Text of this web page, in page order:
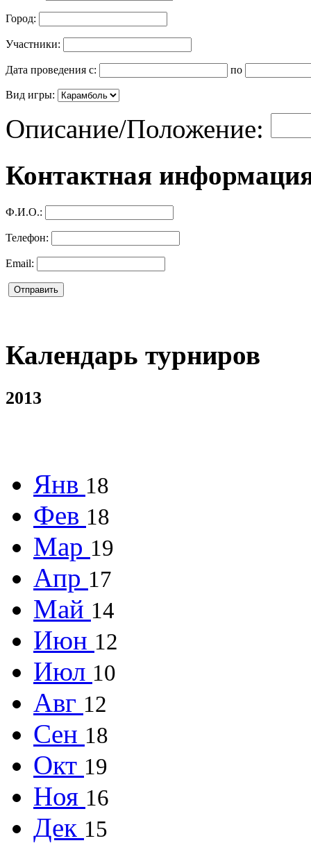
Город:
Участники:
Дата проведения с: по
Вид игры:
Описание/Положение:
Контактная
Ф.И.О.:
Телефон:
Email:
Календарь турниров
2013
Янв 18
Фев 18
Мар 19
Апр 17
Май 14
Июн 12
Июл 10
Авг 12
Сен 18
Окт 19
Ноя 16
Дек 15